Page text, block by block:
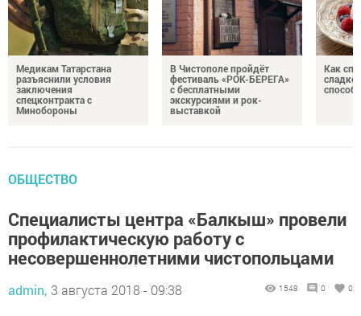
Медикам Татарстана
разъяснили условия
заключения
спецконтракта с
Минобороны
В Чистополе пройдёт
фестиваль «РОК-БЕРЕГА»
с бесплатными
экскурсиями и рок-
выставкой
Как
ОБЩЕСТВО
Специалисты центра «Балкыш» провели
профилактическую работу с
несовершеннолетними чистопольцами
admin, 3 августа 2018 - 09:38 1548 0 0